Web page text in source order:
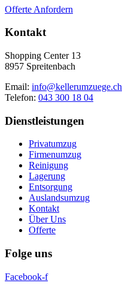
Offerte Anfordern
Kontakt
Shopping Center 13
8957 Spreitenbach
Email: info@kellerumzuege.ch
Telefon: 043 300 18 04
Dienstleistungen
Privatumzug
Firmenumzug
Reinigung
Lagerung
Entsorgung
Auslandsumzug
Kontakt
Über Uns
Offerte
Folge uns
Facebook-f